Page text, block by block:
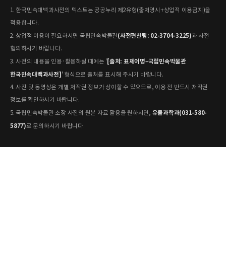
1. 한국민속대백과사전의 텍스트는 공공누리 제2유형(출처명시+상업적 이용금지)을
적용합니다.
2. 상업적 이용이 필요하시면 국립민속박물관(사전편찬팀: 02-3704-3225)과 사전
협의하시기 바랍니다.
3. 사전의 내용을 인용·활용하실 때에는 ' [출처: 표제어명–국립민속박물관
한국민속대백과사전] ' 형식으로 출처를 표시해 주시기 바랍니다.
4. 사진 및 동영상은 개별 저작권 정보가 상이할 수 있으므로, 이용 전 반드시 저작권
정보를 확인하시기 바랍니다.
5. 국립민속박물관 소장 사진의 원본 자료 활용을 원하시면, 유물과학과(031-580-
5877) 로 문의하시기 바랍니다.